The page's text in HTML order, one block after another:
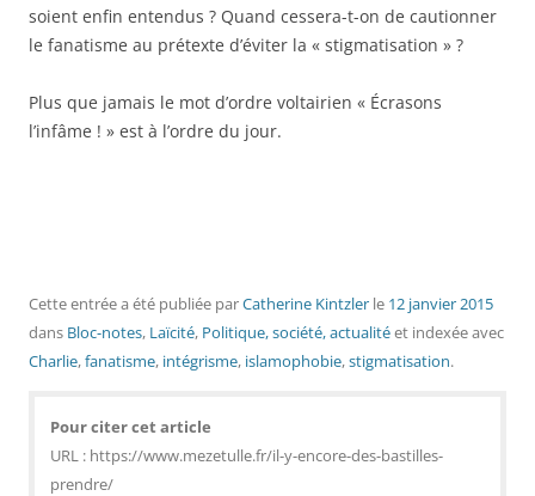
soient enfin entendus ? Quand cessera-t-on de cautionner
le fanatisme au prétexte d’éviter la « stigmatisation » ?
Plus que jamais le mot d’ordre voltairien « Écrasons
l’infâme ! » est à l’ordre du jour.
Cette entrée a été publiée parCatherine Kintzler le 12 janvier 2015
dans Bloc-notes, Laïcité, Politique, société, actualitéet indexée avec
Charlie,fanatisme, intégrisme, islamophobie,stigmatisation.
Pour citer cet article
URL : https://www.mezetulle.fr/il-y-encore-des-bastilles-
prendre/